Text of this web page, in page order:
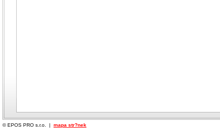
© EPOS PRO s.r.o. | mapa str?nek